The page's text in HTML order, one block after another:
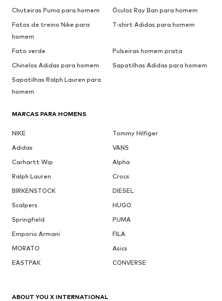
Chuteiras Puma para homem
Óculos Ray Ban para homem
Fatos de treino Nike para
homem
T-shirt Adidas para homem
Fato verde
Pulseiras homem prata
Chinelos Adidas para homem
Sapatilhas Adidas para homem
Sapatilhas Ralph Lauren para
homem
MARCAS PARA HOMENS
NIKE
Tommy Hilfiger
Adidas
VANS
Carhartt Wip
Alpha
Ralph Lauren
Crocs
BIRKENSTOCK
DIESEL
Scalpers
HUGO
Springfield
PUMA
Emporio Armani
FILA
MORATO
Asics
EASTPAK
CONVERSE
ABOUT YOU X INTERNATIONAL